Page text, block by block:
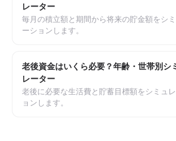
レーター
毎月の積立額と期間から将来の貯金額をシ
ーションします。
老後資金はいくら必要？年齢・世帯別シ
レーター
老後に必要な生活費と貯蓄目標額をシミュ
ョンします。